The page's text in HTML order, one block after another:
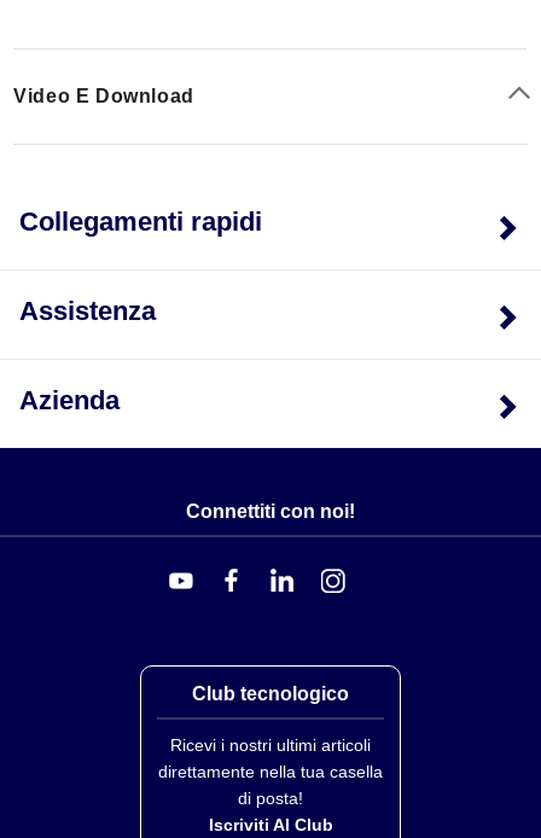
Video E Download
Collegamenti rapidi
Assistenza
Azienda
Connettiti con noi!
Club tecnologico
Ricevi i nostri ultimi articoli
direttamente nella tua casella
di posta!
Iscriviti Al Club